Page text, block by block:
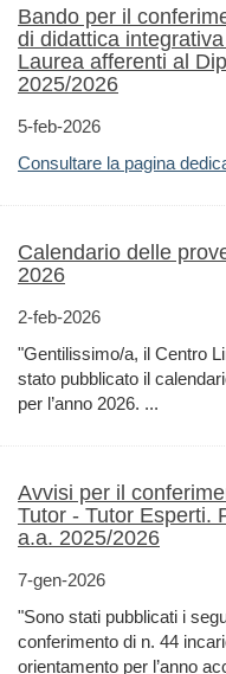
Bando per il
di didattica
Laurea afferenti al
2025/2026
5-feb-2026
Consultare la pagina
Calendario delle
2026
2-feb-2026
"Gentilissimo/a, il Centro
stato pubblicato il
per l’anno 2026. ...
Avvisi per il
Tutor - Tutor Esperti.
a.a. 2025/2026
7-gen-2026
"Sono stati pubblicati i
conferimento di n. 44
orientamento per l’anno